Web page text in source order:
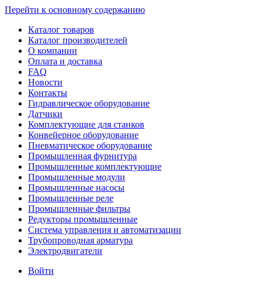
Перейти к основному содержанию
Каталог товаров
Каталог производителей
О компании
Оплата и доставка
FAQ
Новости
Контакты
Гидравлическое оборудование
Датчики
Комплектующие для станков
Конвейерное оборудование
Пневматическое оборудование
Промышленная фурнитура
Промышленные комплектующие
Промышленные модули
Промышленные насосы
Промышленные реле
Промышленные фильтры
Редукторы промышленные
Система управления и автоматизации
Трубопроводная арматура
Электродвигатели
Войти